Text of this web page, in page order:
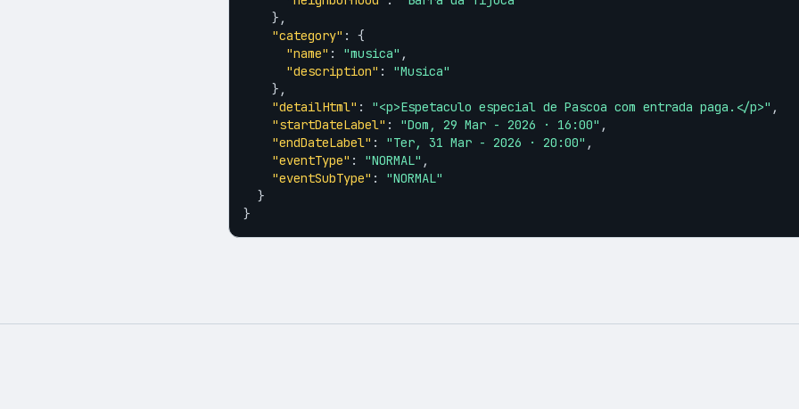
    },
"category" : {
"name" : "musica" ,
"description" : "Musica"
    },
"detailHtml" : "<p>Espetaculo especial de Pascoa com entrada paga.</p>" ,
"startDateLabel" : "Dom, 29 Mar - 2026 · 16:00" ,
"endDateLabel" : "Ter, 31 Mar - 2026 · 20:00" ,
"eventType" : "NORMAL" ,
"eventSubType" : "NORMAL"
  }
}